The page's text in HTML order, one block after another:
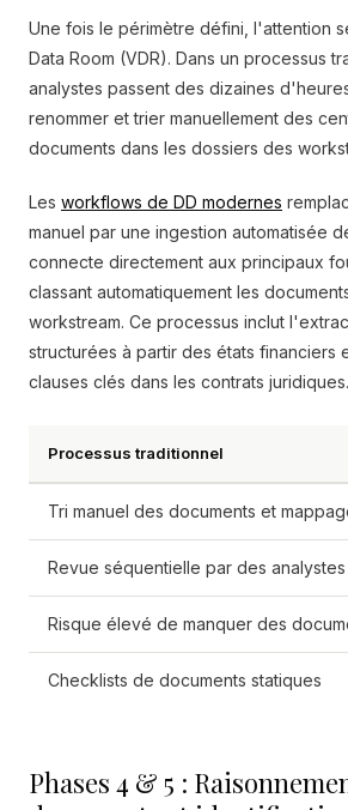
Une fois le périmètre défini, l'attention
Data Room (VDR). Dans un processus
analystes passent des dizaines
renommer et trier manuellement des
documents dans les dossiers des
Les workflows de DD modernes
manuel par une ingestion automatisée
connecte directement aux principaux
classant automatiquement les
workstream. Ce processus inclut
structurées à partir des états financiers
clauses clés dans les contrats juridiques.
Processus traditionnel
Tri manuel des documents et
Revue séquentielle par des analystes
Risque élevé de manquer des
Checklists de documents statiques
Phases 4 & 5 :